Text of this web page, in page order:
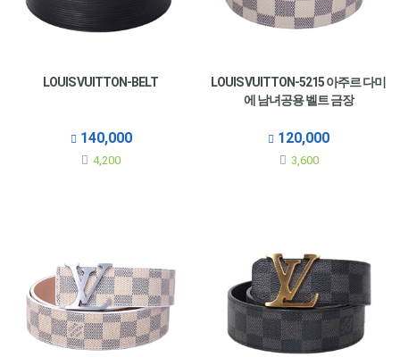
LOUIS VUITTON-BELT
140,000
4,200
LOUIS VUITTON-5215 아주르 다미
에 남녀공용 벨트 금장
120,000
3,600